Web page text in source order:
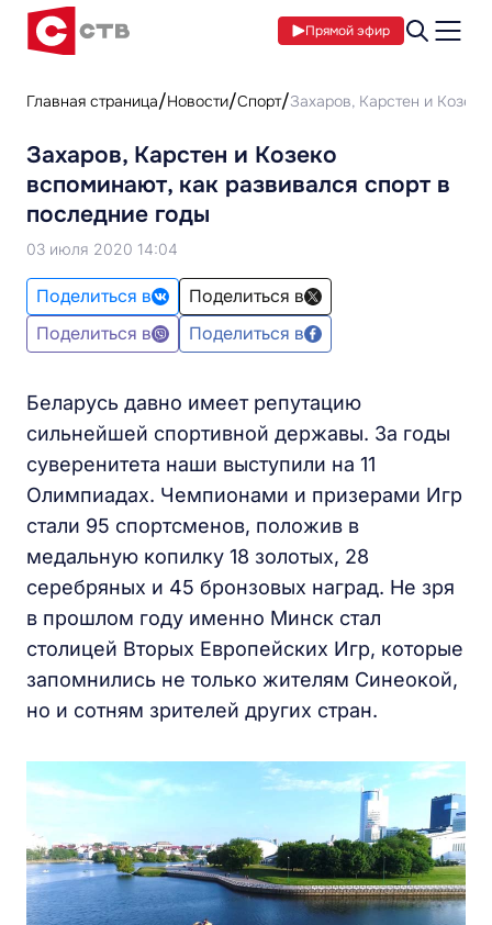
Прямой эфир
Главная страница Новости Спорт Захаров, Карстен и
Захаров, Карстен и Козеко
вспоминают, как развивался спорт в
последние годы
03 июля 2020 14:04
Поделиться в
Поделиться в
Поделиться в
Поделиться в
Беларусь давно имеет репутацию
сильнейшей спортивной державы. За годы
суверенитета наши выступили на 11
Олимпиадах. Чемпионами и призерами Игр
стали 95 спортсменов, положив в
медальную копилку 18 золотых, 28
серебряных и 45 бронзовых наград. Не зря
в прошлом году именно Минск стал
столицей Вторых Европейских Игр, которые
запомнились не только жителям Синеокой,
но и сотням зрителей других стран.